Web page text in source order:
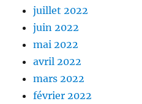
juillet 2022
juin 2022
mai 2022
avril 2022
mars 2022
février 2022